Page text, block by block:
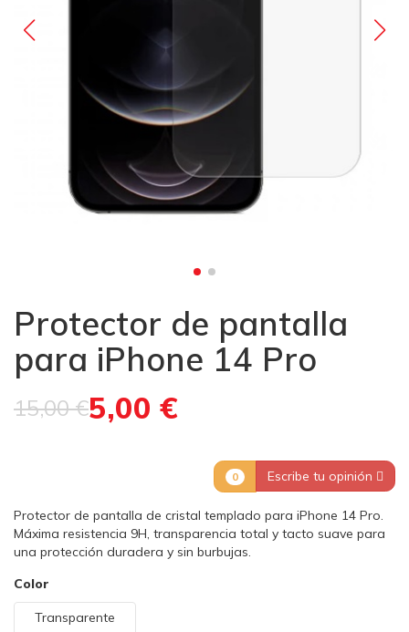
Protector de pantalla
para iPhone 14 Pro
15,00 €5,00 €
0 Escribe tu opinión
Protector de pantalla de cristal templado para iPhone 14 Pro.
Máxima resistencia 9H, transparencia total y tacto suave para
una protección duradera y sin burbujas.
Color
Transparente